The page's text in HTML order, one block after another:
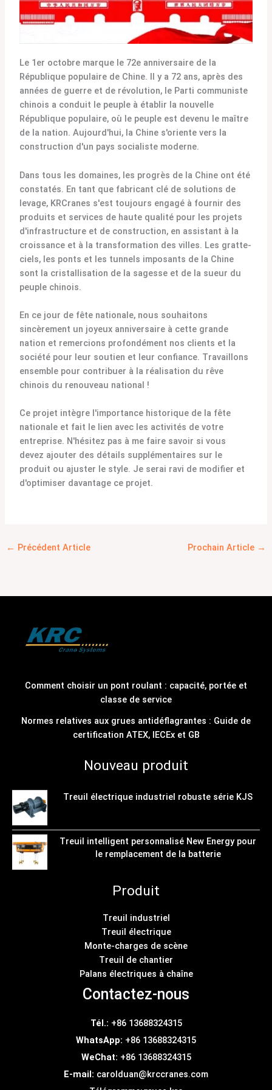
Le 1er octobre marque le 72e anniversaire de la
République populaire de Chine. Il y a 72 ans, après des
années de guerre et de révolution, le Parti communiste
chinois a conduit le peuple à établir la nouvelle
République populaire, où le peuple est devenu le maître
de la nation. Aujourd'hui, la Chine s'oriente vers la
construction d'un pays socialiste moderne.
Dans tous les domaines, les progrès de la Chine ont été
constatés. En tant que fabricant clé de solutions de
levage, KRCranes s'est toujours engagé à fournir des
produits et services de haute qualité pour les projets
d'infrastructure et de construction, en assistant à la
croissance et à la transformation des villes. Les gratte-
ciels, les ponts et les tunnels imposants de la Chine
sont la cristallisation de la sagesse et de la sueur du
peuple chinois.
En ce jour de fête nationale, nous souhaitons
sincèrement un joyeux anniversaire à cette grande
nation et remercions profondément nos clients et la
société pour leur soutien et leur confiance. Travaillons
ensemble pour contribuer à la réalisation du rêve
chinois du renouveau national !
Ce projet intègre l'importance historique de la fête
nationale et fait le lien avec les activités de votre
entreprise. N'hésitez pas à me faire savoir si vous
devez ajouter des détails supplémentaires sur le
produit ou ajuster le style. Je serai ravi de modifier et
d'optimiser davantage ce projet.
← Précédent Article Prochain Article →
Comment choisir un pont roulant : capacité, portée et
classe de service
Normes relatives aux grues antidéflagrantes : Guide de
certification ATEX, IECEx et GB
Nouveau produit
Treuil électrique industriel robuste série KJS
Treuil intelligent personnalisé New Energy pour
le remplacement de la batterie
Produit
Treuil industriel
Treuil électrique
Monte-charges de scène
Treuil de chantier
Palans électriques à chaîne
Contactez-nous
Tél.: +86 13688324315
WhatsApp: +86 13688324315
WeChat: +86 13688324315
E-mail: carolduan@krccranes.com